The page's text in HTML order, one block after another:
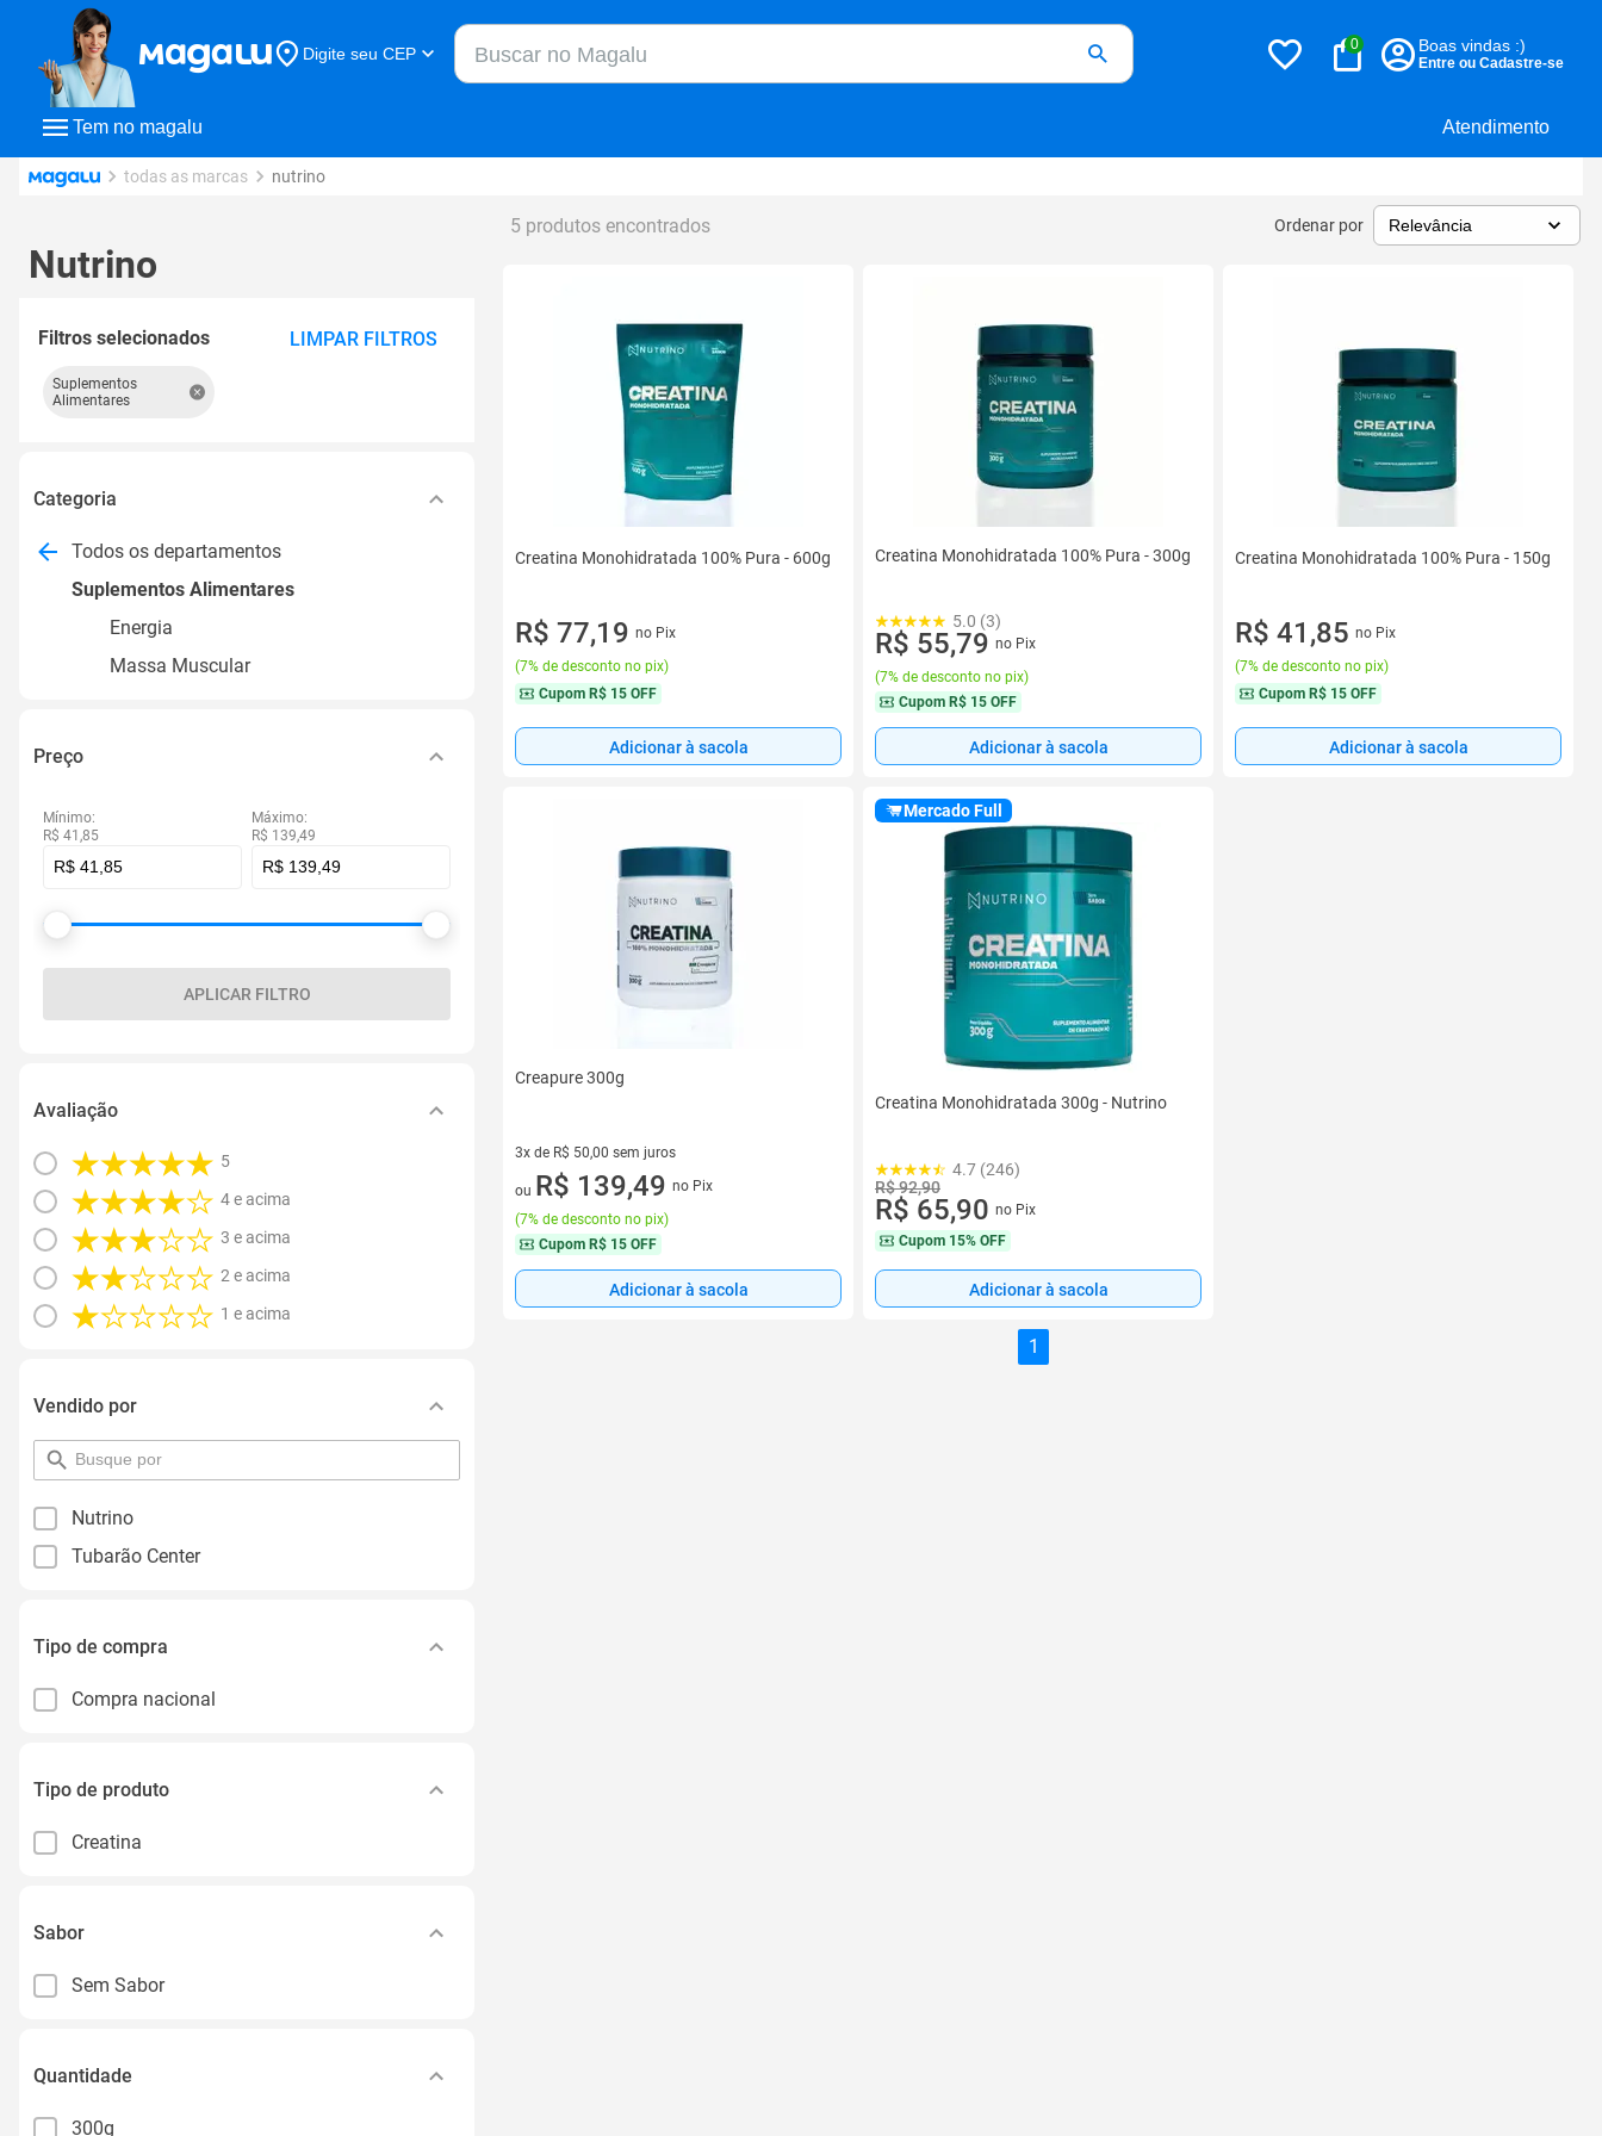
Tem no magalu Atendimento
Digite seu CEP
Buscar no Magalu
0 Boas vindas :)
Entre ou Cadastre-se
todas as marcas nutrino
Nutrino
Filtros selecionados LIMPAR FILTROS
Suplementos
Alimentares
Categoria
Todos os departamentos
Suplementos Alimentares
Energia
Massa Muscular
Preço
Mínimo:
R$ 41,85
Máximo:
R$ 139,49
APLICAR FILTRO
Avaliação
5
4 e acima
3 e acima
2 e acima
1 e acima
Vendido por
pesquisar
por
Nutrino
Tubarão Center
Tipo de compra
Compra nacional
Tipo de produto
Creatina
Sabor
Sem Sabor
Quantidade
300g
5 produtos encontrados Ordenar por
Creatina Monohidratada 100% Pura - 600g
R$ 77,19 no Pix
(7% de desconto no pix)
Cupom R$ 15 OFF
Adicionar à sacola
Creatina Monohidratada 100% Pura - 300g
5.0 (3)
R$ 55,79 no Pix
(7% de desconto no pix)
Cupom R$ 15 OFF
Adicionar à sacola
Creatina Monohidratada 100% Pura - 150g
R$ 41,85 no Pix
(7% de desconto no pix)
Cupom R$ 15 OFF
Adicionar à sacola
Creapure 300g
3x de R$ 50,00 sem juros
3 vez de R$ 50,00 sem juros
ou R$ 139,49 no Pix
(7% de desconto no pix)
Cupom R$ 15 OFF
Adicionar à sacola
Mercado Full
Creatina Monohidratada 300g - Nutrino
4.7 (246)
R$ 92,90
R$ 65,90 no Pix
Cupom 15% OFF
Adicionar à sacola
1